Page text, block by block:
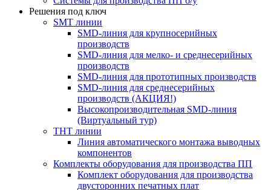
Решения под ключ
SMT линии
SMD-линия для крупносерийных
производств
SMD-линия для мелко- и среднесерийных
производств
SMD-линия для прототипных производств
SMD-линия для среднесерийных
производств (АКЦИЯ!)
Высокопроизводительная SMD-линия
(Виртуальный тур)
THT линии
Линия автоматического монтажа выводных
компонентов
Комплекты оборудования для производства ПП
Комплект оборудования для производства
двусторонних печатных плат